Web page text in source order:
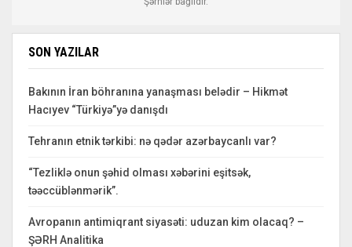
SON YAZILAR
Bakının İran böhranına yanaşması belədir – Hikmət
Hacıyev “Türkiyə”yə danışdı
Tehranın etnik tərkibi: nə qədər azərbaycanlı var?
“Tezliklə onun şəhid olması xəbərini eşitsək,
təəccüblənmərik”.
Avropanın antimiqrant siyasəti: uduzan kim olacaq? –
ŞƏRH Analitika